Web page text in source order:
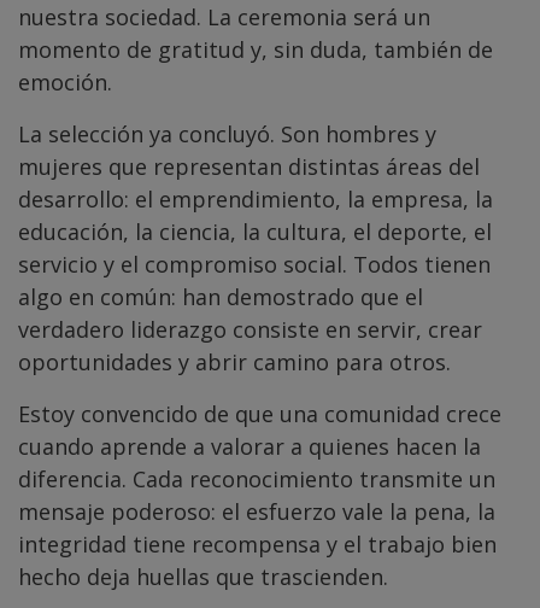
nuestra sociedad. La ceremonia será un
momento de gratitud y, sin duda, también de
emoción.
La selección ya concluyó. Son hombres y
mujeres que representan distintas áreas del
desarrollo: el emprendimiento, la empresa, la
educación, la ciencia, la cultura, el deporte, el
servicio y el compromiso social. Todos tienen
algo en común: han demostrado que el
verdadero liderazgo consiste en servir, crear
oportunidades y abrir camino para otros.
Estoy convencido de que una comunidad crece
cuando aprende a valorar a quienes hacen la
diferencia. Cada reconocimiento transmite un
mensaje poderoso: el esfuerzo vale la pena, la
integridad tiene recompensa y el trabajo bien
hecho deja huellas que trascienden.